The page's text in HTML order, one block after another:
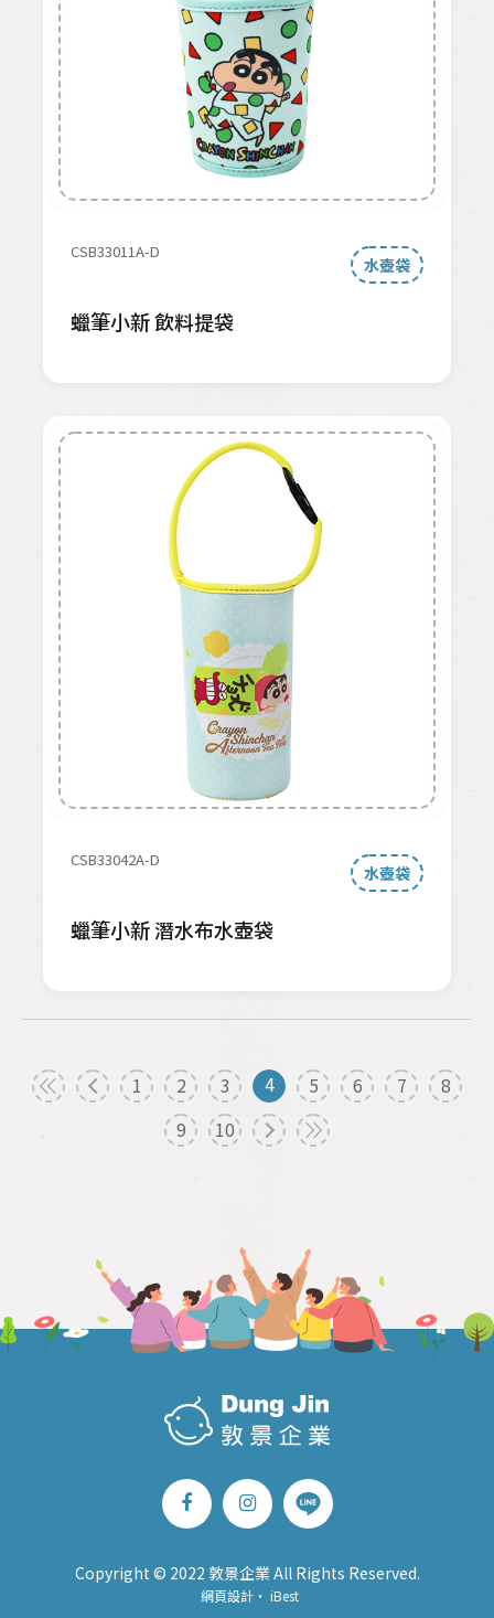
CSB33011A-D
水壺袋
蠟筆小新 飲料提袋
CSB33042A-D
水壺袋
蠟筆小新 潛水布水壺袋
1 2 3 4 5 6 7
8
9
10
Copyright © 2022 敦景企業 All Rights Reserved.
網頁設計‧ iBest